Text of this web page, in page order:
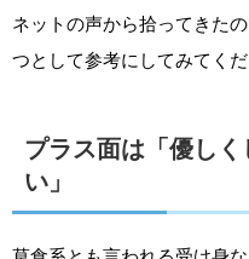
ネットの声から拾ってきた
つとして参考にしてみてくだ
プラス面は「優し
い」